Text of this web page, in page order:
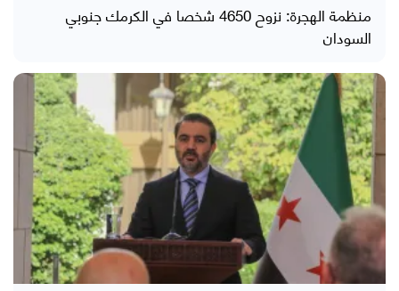
منظمة الهجرة: نزوح 4650 شخصا في الكرمك جنوبي
السودان